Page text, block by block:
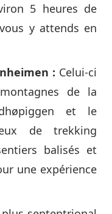
5 heures de
y attends en
: Celui-ci
de la
et le
de trekking
balisés et
une expérience